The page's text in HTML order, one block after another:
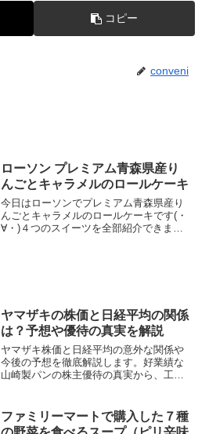
コピー
conveni
ローソン プレミアム青森県産り
んごとキャラメルのロールケーキ
今日はローソンでプレミアム青森県産り
んごとキャラメルのロールケーキです(・
∀・)４つのスイーツを全部紹介できまし
ヤマザキの株価と日経平均の関係
は？予想や優待の真実を解説
ヤマザキ株価と日経平均の意外な関係や
今後の予想を徹底解説します。好業績な
山崎製パンの株主優待の真実から、工作
マザキ株価や日経平均との相関性を詳し
く分析し、最適な投資判断を支援しま
ファミリーマートで購入した７種